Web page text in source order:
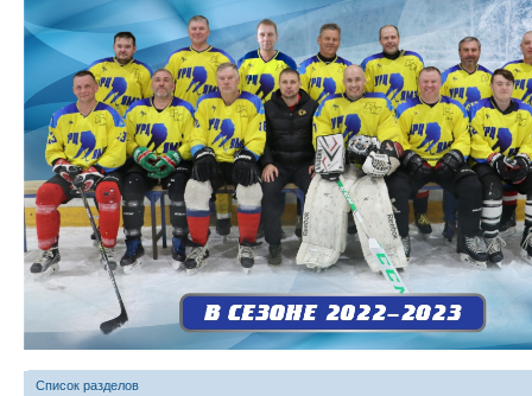
Список разделов